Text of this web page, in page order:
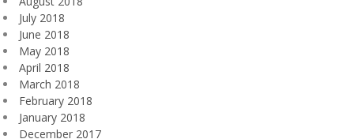
July 2018
June 2018
May 2018
April 2018
March 2018
February 2018
January 2018
December 2017